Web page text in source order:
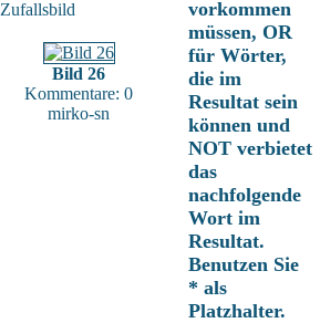
Zufallsbild
Bild 26
Kommentare: 0
mirko-sn
vorkommen
müssen, OR
für Wörter,
die im
Resultat sein
können und
NOT verbietet
das
nachfolgende
Wort im
Resultat.
Benutzen Sie
* als
Platzhalter.